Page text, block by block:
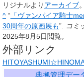
リジナルより アーカイブ
^ “ 「ヴァンパイア騎士
30周年の原画展も”. コミ
2025年8月5日閲覧。
外部リンク
典拠管理デー